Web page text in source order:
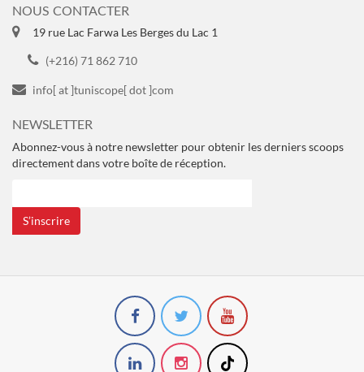
NOUS CONTACTER
19 rue Lac Farwa Les Berges du Lac 1
(+216) 71 862 710
info[ at ]tuniscope[ dot ]com
NEWSLETTER
Abonnez-vous à notre newsletter pour obtenir les derniers scoops
directement dans votre boîte de réception.
S’inscrire